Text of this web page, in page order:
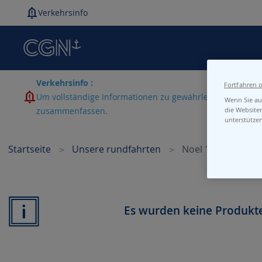
Verkehrsinfo
Verkehrsinfo :
Um vollständige Informationen zu gewährleisten, laden
zusammenfassen.
Startseite Unsere rundfahrten Noel 1
Es wurden keine
Wenn Sie
die
Fortfahren